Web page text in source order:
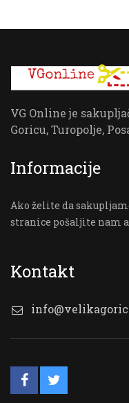
VG Online je
Goricu, Turopolje,
Informacije
Ako želite da
stranice pošaljite nam
Kontakt